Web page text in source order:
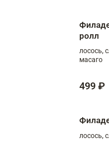
ролл
лосось,
масаго
499 ₽
лосось,